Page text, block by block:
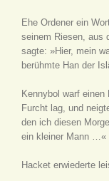
Ehe Ordener ein
seinem Riesen, aus
sagte: »Hier, mein
berühmte Han der
Kennybol warf
Furcht lag, und
den ich diesen
ein kleiner Mann …«
Hacket erwiederte